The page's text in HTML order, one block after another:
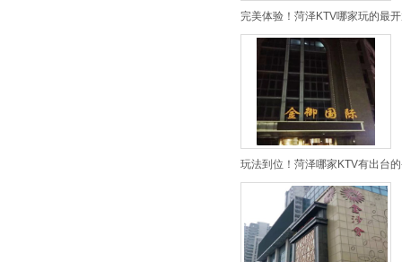
完美体验！菏泽KTV哪家玩的最
玩法到位！菏泽哪家KTV有出台